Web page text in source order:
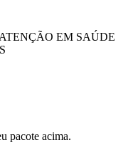
EM SAÚDE
pacote acima.